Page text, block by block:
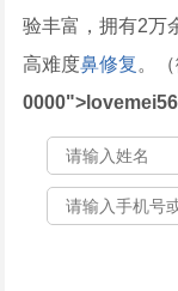
验丰富，拥有2万
高难度鼻修复。